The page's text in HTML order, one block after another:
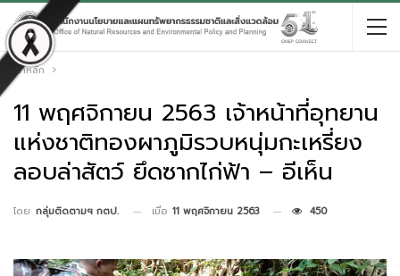
หน้าหลัก
11 พฤศจิกายน 2563 เจ้าหน้าที่อุทยาน
แห่งชาติทองผาภูมิรวบหนุ่มกะเหรี่ยง
ลอบล่าสัตว์ ยึดซากไก่ฟ้า – อีเห็น
โดย กลุ่มติดตามฯ กตป. เมื่อ 11 พฤศจิกายน 2563 450